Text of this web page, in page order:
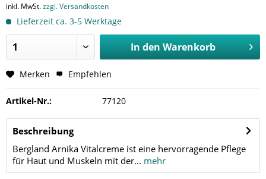
inkl. MwSt.zzgl. Versandkosten
Lieferzeit ca. 3-5 Werktage
In den Warenkorb
Merken Empfehlen
Artikel-Nr.: 77120
Beschreibung
Bergland Arnika Vitalcreme ist eine hervorragende Pflege
für Haut und Muskeln mit der... mehr